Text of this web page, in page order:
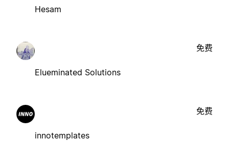
Hesam
Elueminated Solutions
免费
innotemplates
免费